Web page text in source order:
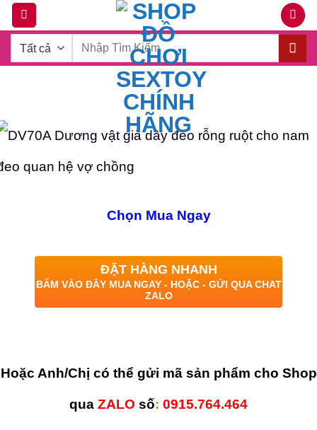
Bỏ
qua
dung
Tìm
Chọn Mua Ngay
ĐẶT HÀNG NHANH
BẤM VÀO ĐÂY MUA NGAY - HOẶC - GỬI QUA CHAT
ZALO
Hoặc Anh/Chị có thể gửi mã sản phẩm cho Shop
qua ZALO số: 0915.764.464